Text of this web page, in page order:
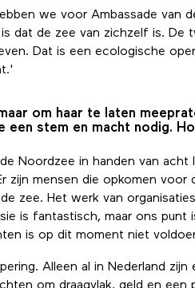
we voor Ambassade van
dat de zee van zichzelf is. De
Dat is een ecologische
om haar te laten
een stem en macht nodig.
Noordzee in handen van acht
zijn mensen die opkomen voor
zee. Het werk van
is fantastisch, maar ons punt
is op dit moment niet
Alleen al in Nederland zijn
om draagvlak, geld en een